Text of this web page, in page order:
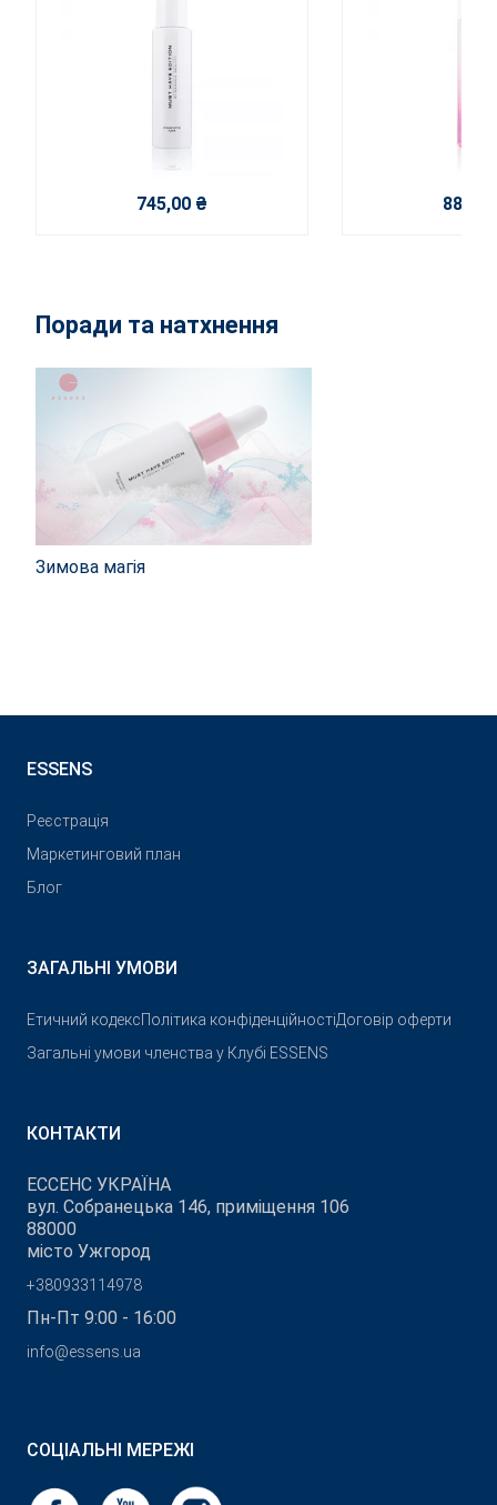
745,00 ₴
Поради та натхнення
Зимова магія
ESSENS
Реєстрація
Маркетинговий план
Блог
ЗАГАЛЬНІ УМОВИ
Етичний кодексПолітика конфіденційностіДоговір оферти
Загальні умови членства у Клубі ESSENS
КОНТАКТИ
ЕССЕНС УКРАЇНА
вул. Собранецька 146, приміщення 106
88000
місто Ужгород
+380933114978
Пн-Пт 9:00 - 16:00
info@essens.ua
СОЦІАЛЬНІ МЕРЕЖІ